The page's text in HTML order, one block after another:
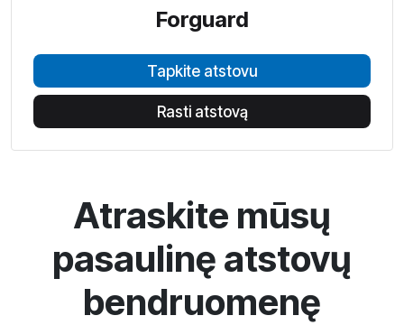
Forguard
Tapkite atstovu
Rasti atstovą
Atraskite mūsų
pasaulinę atstovų
bendruomenę